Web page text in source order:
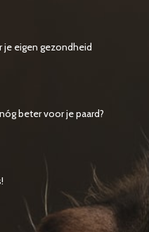
je eigen gezondheid
beter voor je paard?